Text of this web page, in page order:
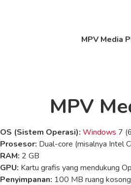
MPV Media
MPV
OS (Sistem Operasi): Windows 7
Prosesor: Dual-core (misalnya Intel
RAM: 2 GB
GPU: Kartu grafis yang mendukung
Penyimpanan: 100 MB ruang